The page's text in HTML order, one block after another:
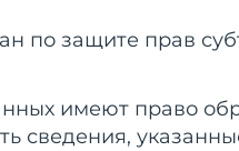
по защите прав
имеют право
сведения,